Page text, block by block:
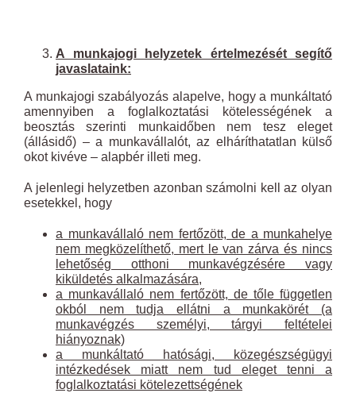
A munkajogi helyzetek értelmezését segítő
javaslataink:
A munkajogi szabályozás alapelve, hogy a munkáltató
amennyiben a foglalkoztatási kötelességének a
beosztás szerinti munkaidőben nem tesz eleget
(állásidő) – a munkavállalót, az elháríthatatlan külső
okot kivéve – alapbér illeti meg.
A jelenlegi helyzetben azonban számolni kell az olyan
esetekkel, hogy
a munkavállaló nem fertőzött, de a munkahelye
nem megközelíthető, mert le van zárva és nincs
lehetőség otthoni munkavégzésére vagy
kiküldetés alkalmazására,
a munkavállaló nem fertőzött, de tőle független
okból nem tudja ellátni a munkakörét (a
munkavégzés személyi, tárgyi feltételei
hiányoznak)
a munkáltató hatósági, közegészségügyi
intézkedések miatt nem tud eleget tenni a
foglalkoztatási kötelezettségének